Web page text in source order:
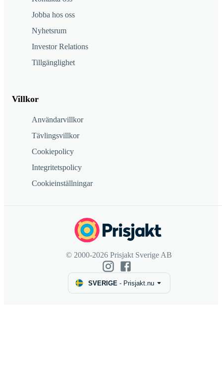
Jobba hos oss
Nyhetsrum
Investor Relations
Tillgänglighet
Villkor
Användarvillkor
Tävlingsvillkor
Cookiepolicy
Integritetspolicy
Cookieinställningar
© 2000-2026 Prisjakt Sverige AB
SVERIGE - Prisjakt.nu